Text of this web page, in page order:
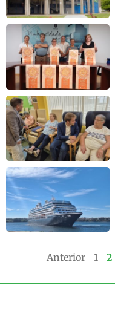
Anterior 1 2